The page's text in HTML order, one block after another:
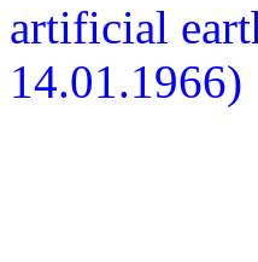
artificial
14.01.1966)